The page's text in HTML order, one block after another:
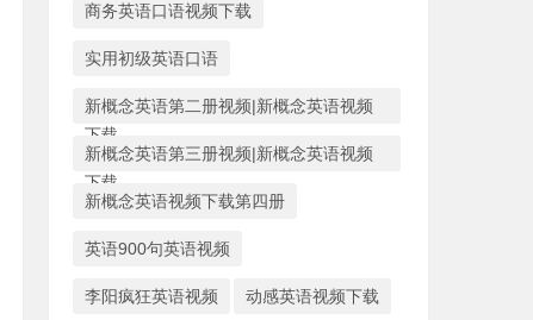
商务英语口语视频下载
实用初级英语口语
新概念英语第二册视频|新概念英语视频
下载
新概念英语第三册视频|新概念英语视频
下载
新概念英语视频下载第四册
英语900句英语视频
李阳疯狂英语视频 动感英语视频下载